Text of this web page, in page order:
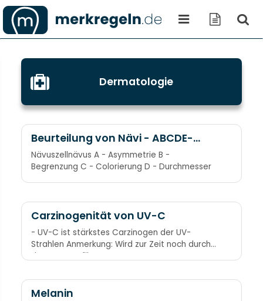
Dermatologie
Beurteilung von Nävi - ABCDE-
Regel
Nävuszellnävus A - Asymmetrie B -
Begrenzung C - Colorierung D - Durchmesser
Carzinogenität von UV-C
- UV-C ist stärkstes Carzinogen der UV-
Strahlen Anmerkung: Wird zur Zeit noch durch
das Ozon gefiltert.
Melanin